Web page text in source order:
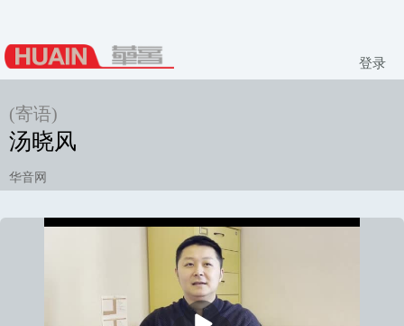
登录
(寄语)
汤晓风
华音网
播
放